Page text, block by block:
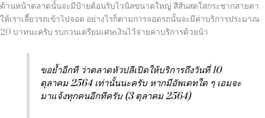
ด้านหน้าตลาดนั้นจะมีป้ายต้อนรับไวนิลขนาดใหญ่ สีสันสดใสกระชากสายตา
ให้เราเลี้ยวรถเข้าไปจอด อย่างไรก็ตามการจอดรถนั้นจะมีค่าบริการประมาณ
20 บาทนะครับ รบกวนเตรียมเศษเงินไว้จ่ายค่าบริการด้วยน้า
ขอย้ำอีกที ว่าตลาดหัวปลีเปิดให้บริการถึงวันที่ 10
ตุลาคม 2564 เท่านั้นนะครับ หากมีอัพเดทใด ๆ เอมจะ
มาแจ้งทุกคนอีกทีครับ (3 ตุลาคม 2564)